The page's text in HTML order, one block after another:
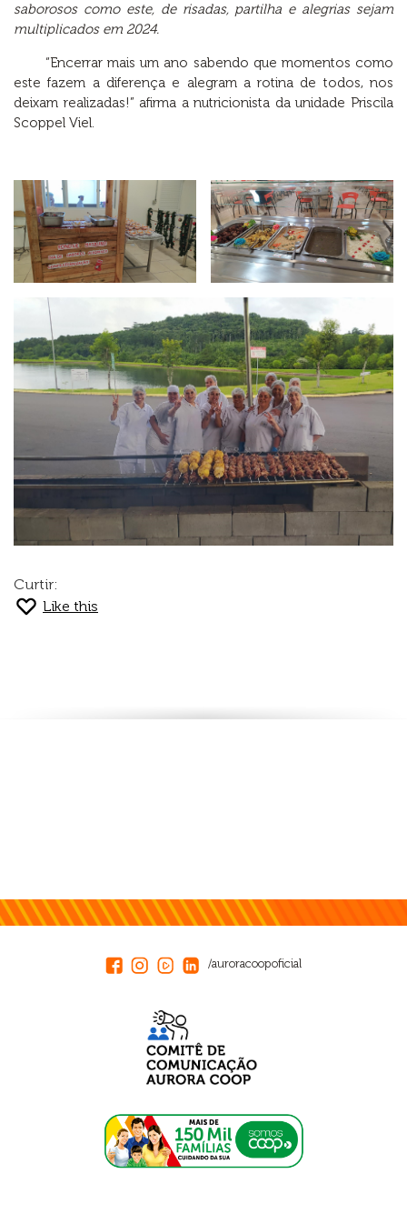
saborosos como este, de risadas, partilha e alegrias sejam
multiplicados em 2024.
“Encerrar mais um ano sabendo que momentos como
este fazem a diferença e alegram a rotina de todos, nos
deixam realizadas!” afirma a nutricionista da unidade Priscila
Scoppel Viel.
Curtir:
Like this
/auroracoopoficial